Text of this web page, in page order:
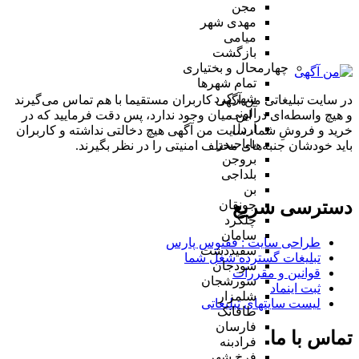
مجن
مهدی شهر
میامی
بازگشت
چهارمحال و بختیاری
تمام شهر‌ها
شهرکرد
آلونی
اردل
باباحیدر
بروجن
بلداجی
بن
جونقان
چلگرد
سامان
سفیددشت
سودجان
سورشجان
شلمزار
طاقانک
فارسان
فرادبنه
در سایت تبلیغاتی من آگهی کاربران مستقیما با هم تماس می‌گیرند
و هیچ واسطه‌ای در این میان وجود ندارد، پس دقت فرمایید که در
خرید و فروشِ شما، سایت من آگهی هیچ دخالتی نداشته و کاربران
باید خودشان جنبه‌های مختلف امنیتی را در نظر بگیرند.
دسترسی سریع
طراحی سایت :‌ ققنوس پارس
تبلیغات گسترده شغل شما
قوانین و مقررات
ثبت اینماد
لیست سایتهای تبلیغاتی
تماس با ما